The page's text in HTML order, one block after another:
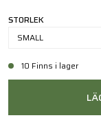
STORLEK
SMALL
10 Finns i lager